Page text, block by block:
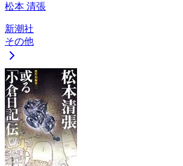
松本 清張
新潮社
その他